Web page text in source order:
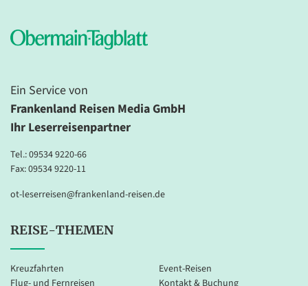
Ein Service von
Frankenland Reisen Media GmbH
Ihr Leserreisenpartner
Tel.:09534 9220-66
Fax: 09534 9220-11
ot-leserreisen@frankenland-reisen.de
REISE-THEMEN
Kreuzfahrten
Flug- und Fernreisen
Event-Reisen
Kontakt & Buchung